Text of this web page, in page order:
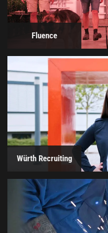
Fluence
Würth Recruiting